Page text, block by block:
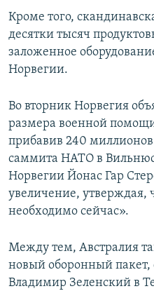
Кроме того,
десятки тысяч
заложенное
Норвегии.
Во вторник Норвегия
размера военной
прибавив 240
саммита НАТО в
Норвегии Йонас Гар
увеличение, утверждая,
необходимо сейчас».
Между тем, Австралия
новый оборонный пакет,
Владимир Зеленский в